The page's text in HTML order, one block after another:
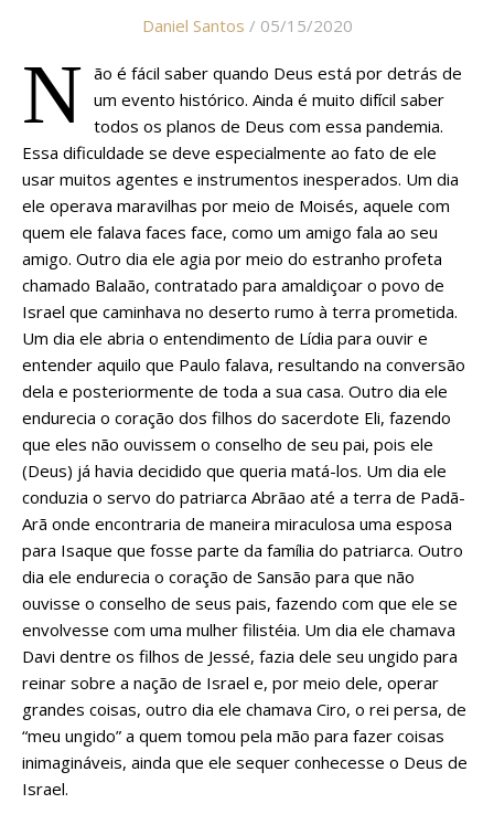
Daniel Santos / 05/15/2020
N ão é fácil saber quando Deus está por detrás de
um evento histórico. Ainda é muito difícil saber
todos os planos de Deus com essa pandemia.
Essa dificuldade se deve especialmente ao fato de ele
usar muitos agentes e instrumentos inesperados. Um dia
ele operava maravilhas por meio de Moisés, aquele com
quem ele falava faces face, como um amigo fala ao seu
amigo. Outro dia ele agia por meio do estranho profeta
chamado Balaão, contratado para amaldiçoar o povo de
Israel que caminhava no deserto rumo à terra prometida.
Um dia ele abria o entendimento de Lídia para ouvir e
entender aquilo que Paulo falava, resultando na conversão
dela e posteriormente de toda a sua casa. Outro dia ele
endurecia o coração dos filhos do sacerdote Eli, fazendo
que eles não ouvissem o conselho de seu pai, pois ele
(Deus) já havia decidido que queria matá-los. Um dia ele
conduzia o servo do patriarca Abrãao até a terra de Padã-
Arã onde encontraria de maneira miraculosa uma esposa
para Isaque que fosse parte da família do patriarca. Outro
dia ele endurecia o coração de Sansão para que não
ouvisse o conselho de seus pais, fazendo com que ele se
envolvesse com uma mulher filistéia. Um dia ele chamava
Davi dentre os filhos de Jessé, fazia dele seu ungido para
reinar sobre a nação de Israel e, por meio dele, operar
grandes coisas, outro dia ele chamava Ciro, o rei persa, de
“meu ungido” a quem tomou pela mão para fazer coisas
inimagináveis, ainda que ele sequer conhecesse o Deus de
Israel.